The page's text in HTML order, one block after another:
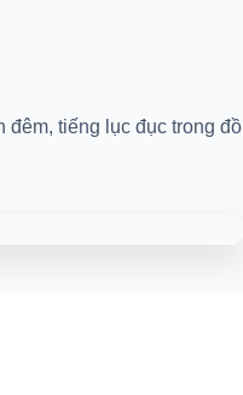
tiếng lục đục trong đồ